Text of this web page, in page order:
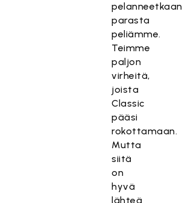
pelanneetkaan
parasta
peliämme.
Teimme
paljon
virheitä,
joista
Classic
pääsi
rokottamaan.
Mutta
siitä
on
hyvä
lähteä